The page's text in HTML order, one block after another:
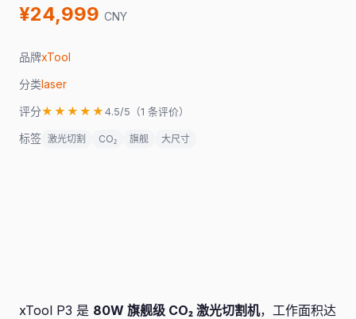
¥24,999 CNY
品牌xTool
分类laser
评分★★★★★ 4.5/5（1 条评价）
标签 激光切割 CO₂ 旗舰 大尺寸
xTool P3 是 80W 旗舰级 CO₂ 激光切割机，工作面积达